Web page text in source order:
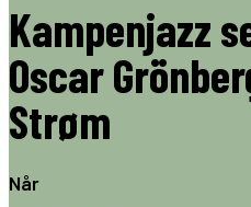
Kampenjazz
Oscar
Strøm
Når